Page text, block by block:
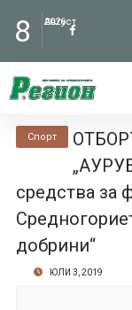
8 Август
2026
Спорт
средства за
добрини“
ЮЛИ 3, 2019